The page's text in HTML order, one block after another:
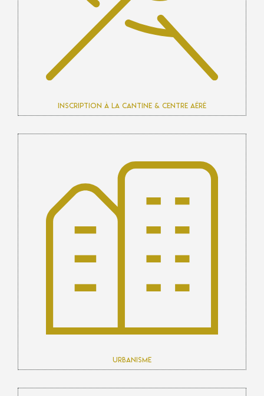
Inscription à la cantine & centre aéré
Urbanisme